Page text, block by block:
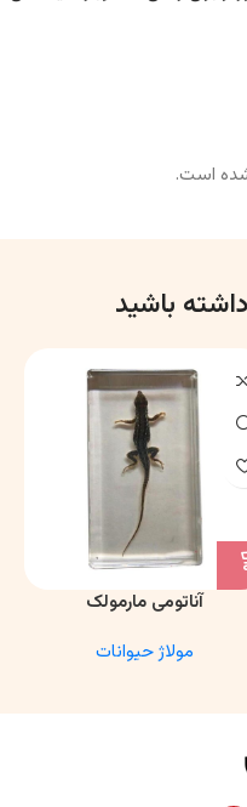
است.
باشید
آناتومی مارمولک
مولاژ حیوانات